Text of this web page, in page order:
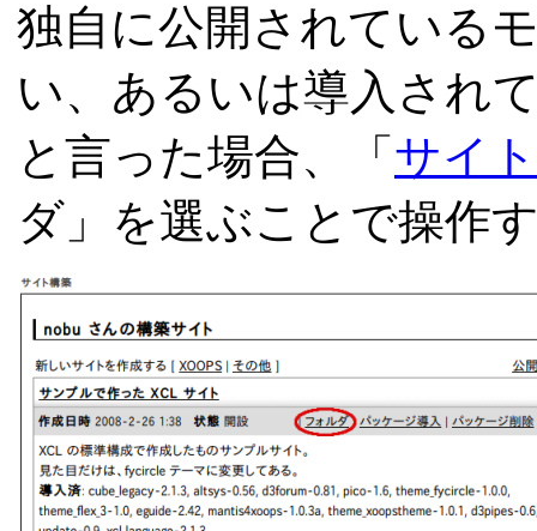
独自に公開されている
い、あるいは導入され
と言った場合、「 サイ
ダ」を選ぶことで操作